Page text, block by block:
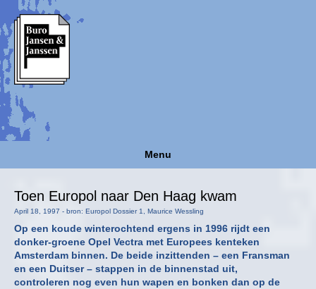
Menu
Toen Europol naar Den Haag kwam
April 18, 1997 - bron: Europol Dossier 1, Maurice Wessling
Op een koude winterochtend ergens in 1996 rijdt een
donker-groene Opel Vectra met Europees kenteken
Amsterdam binnen. De beide inzittenden – een Fransman
en een Duitser – stappen in de binnenstad uit,
controleren nog even hun wapen en bonken dan op de